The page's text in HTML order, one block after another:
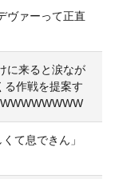
ヴァーって正直
に来ると涙なが
る作戦を提案す
て息できん」